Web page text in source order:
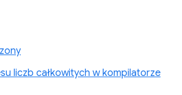
liczb całkowitych w kompilatorze